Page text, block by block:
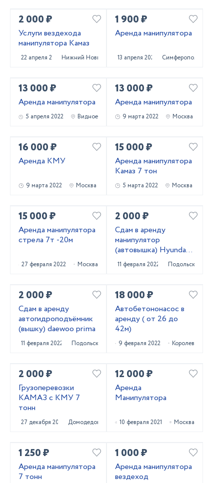
2 000 ₽
Услуги вездехода
манипулятора Камаз
22 апреля 2022 Нижний Новгород
1 900 ₽
Аренда манипулятора
13 апреля 2022 Симферополь
13 000 ₽
Аренда манипулятора
5 апреля 2022 Видное
13 000 ₽
Аренда манипулятора
9 марта 2022 Москва
16 000 ₽
Аренда КМУ
9 марта 2022 Москва
15 000 ₽
Аренда манипулятора
Камаз 7 тон
5 марта 2022 Москва
15 000 ₽
Аренда манипулятора
стрела 7т -20м
27 февраля 2022 Москва
2 000 ₽
Сдам в аренду
манипулятор
(автовышка) Hyundai
Gold
11 февраля 2022 Подольск
2 000 ₽
Сдам в аренду
автогидроподъёмник
(вышку) daewoo prima
11 февраля 2022 Подольск
18 000 ₽
Автобетононасос в
аренду ( от 26 до
42м)
9 февраля 2022 Королев
2 000 ₽
Грузоперевозки
КАМАЗ с КМУ 7
тонн
27 декабря 2021 Домодедово
12 000 ₽
Аренда
Манипулятора
10 февраля 2021 Москва
1 250 ₽
Аренда манипулятора
7 тонн
1 000 ₽
Аренда манипулятора
вездеход